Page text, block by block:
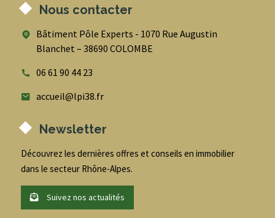
Nous contacter
Bâtiment Pôle Experts - 1070 Rue Augustin
Blanchet – 38690 COLOMBE
06 61 90 44 23
accueil@lpi38.fr
Newsletter
Découvrez les dernières offres et conseils en immobilier
dans le secteur Rhône-Alpes.
Suivez nos actualités